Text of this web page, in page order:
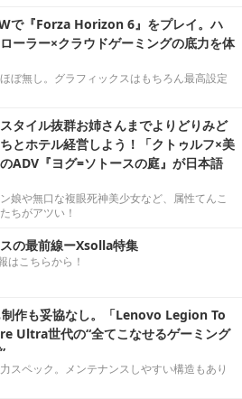
で『Forza Horizon 6』をプレイ。ハ
ーラー×クラウドゲーミングの底力を体
ぼ無し。グラフィックスはもちろん最高設定
タイル抜群お姉さんまでよりどりみど
とホテル経営しよう！「クトゥルフ×美
ADV『ヨグ=ソトースの庭』が日本語
娘や無口な複眼死神美少女など、属性てんこ
ちがアツい！
の最前線ーXsolla特集
はこちらから！
作も妥協なし。「Lenovo Legion To
Ultra世代の“全てこなせるゲーミング
スペック。メンテナンスしやすい構造もあり